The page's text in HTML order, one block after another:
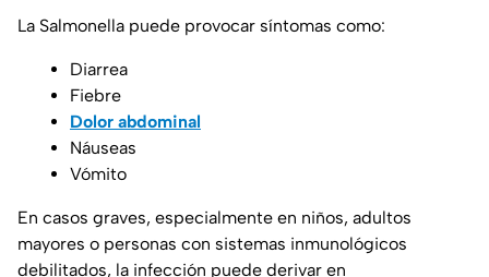
La Salmonella puede provocar síntomas como:
Diarrea
Fiebre
Dolor abdominal
Náuseas
Vómito
En casos graves, especialmente en niños, adultos
mayores o personas con sistemas inmunológicos
debilitados, la infección puede derivar en